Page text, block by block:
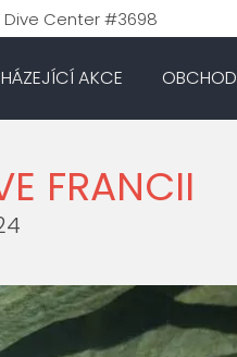
Dive Center #3698
AKCE OBCHOD
FRANCII